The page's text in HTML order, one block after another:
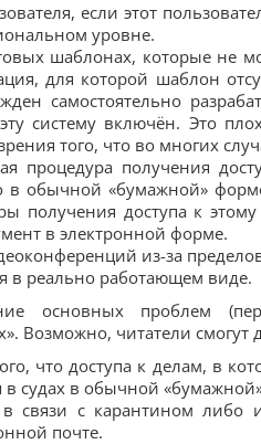
если этот
уровне.
шаблонах, которые не
для которой шаблон
самостоятельно
систему включён. Это
того, что во многих
процедура получения
в обычной «бумажной»
получения доступа к
в электронной форме.
из-за
в реально работающем виде.
основных проблем
Возможно, читатели смогут
что доступа к делам, в
в судах в обычной
в связи с карантином
почте.